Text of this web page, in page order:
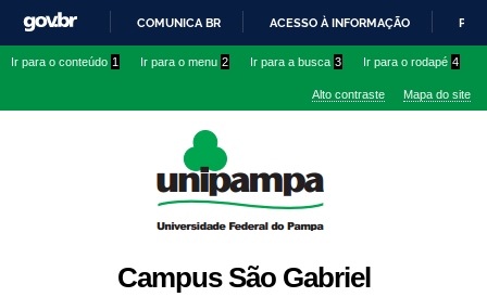
conteúdo
IR
O
COMUNICA BR ACESSO À INFORMAÇÃO
Ir para o conteúdo 1 Ir para o menu 2 Ir para a busca 3 Ir para o rodapé 4
Alto contraste Mapa do site
Campus São Gabriel